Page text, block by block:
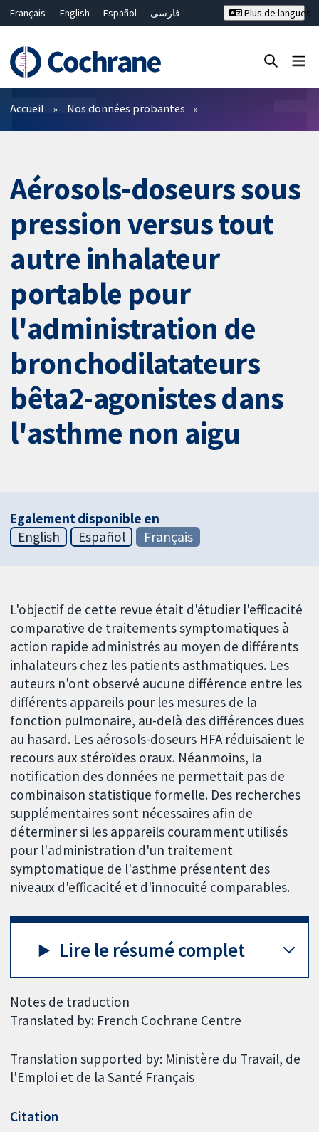
Français English Español
فارسی
Bahasa Malaysia
ไทย
繁體中文
简体中文
Plus de langues
Filtres
Accueil Nos données probantes
Aérosols-doseurs sous
pression versus tout
autre inhalateur
portable pour
l'administration de
bronchodilatateurs
bêta2-agonistes dans
l'asthme non aigu
Egalement disponible en
English
Español Français
L'objectif de cette revue était d'étudier l'efficacité
comparative de traitements symptomatiques à
action rapide administrés au moyen de différents
inhalateurs chez les patients asthmatiques. Les
auteurs n'ont observé aucune différence entre les
différents appareils pour les mesures de la
fonction pulmonaire, au-delà des différences dues
au hasard. Les aérosols-doseurs HFA réduisaient le
recours aux stéroïdes oraux. Néanmoins, la
notification des données ne permettait pas de
combinaison statistique formelle. Des recherches
supplémentaires sont nécessaires afin de
déterminer si les appareils couramment utilisés
pour l'administration d'un traitement
symptomatique de l'asthme présentent des
niveaux d'efficacité et d'innocuité comparables.
Lire le résumé complet
Notes de traduction
Translated by: French Cochrane Centre
Translation supported by: Ministère du Travail, de
l'Emploi et de la Santé Français
Citation